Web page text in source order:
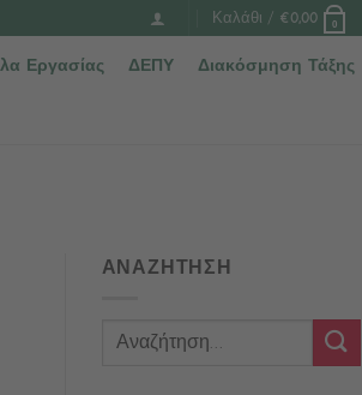
Καλάθι / €0,00 0
Εργασίας ΔΕΠΥ Διακόσμηση Τάξης
ΑΝΑΖΗΤΗΣΗ